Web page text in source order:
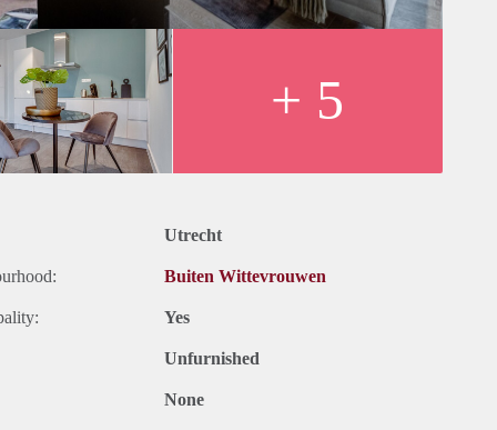
Inclusief stoffering, meubilering en
+ 5
Utrecht
Buiten Wittevrouwen
Yes
Unfurnished
None